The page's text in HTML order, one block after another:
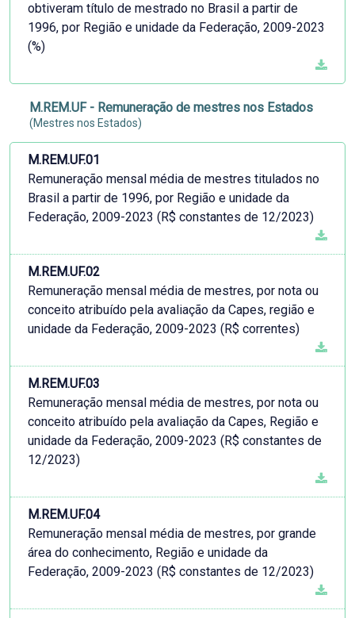
obtiveram título de mestrado no Brasil a partir de
1996, por Região e unidade da Federação, 2009-2023
(%)
M.REM.UF - Remuneração de mestres nos Estados
(Mestres nos Estados)
M.REM.UF.01
Remuneração mensal média de mestres titulados no
Brasil a partir de 1996, por Região e unidade da
Federação, 2009-2023 (R$ constantes de 12/2023)
M.REM.UF.02
Remuneração mensal média de mestres, por nota ou
conceito atribuído pela avaliação da Capes, região e
unidade da Federação, 2009-2023 (R$ correntes)
M.REM.UF.03
Remuneração mensal média de mestres, por nota ou
conceito atribuído pela avaliação da Capes, Região e
unidade da Federação, 2009-2023 (R$ constantes de
12/2023)
M.REM.UF.04
Remuneração mensal média de mestres, por grande
área do conhecimento, Região e unidade da
Federação, 2009-2023 (R$ constantes de 12/2023)